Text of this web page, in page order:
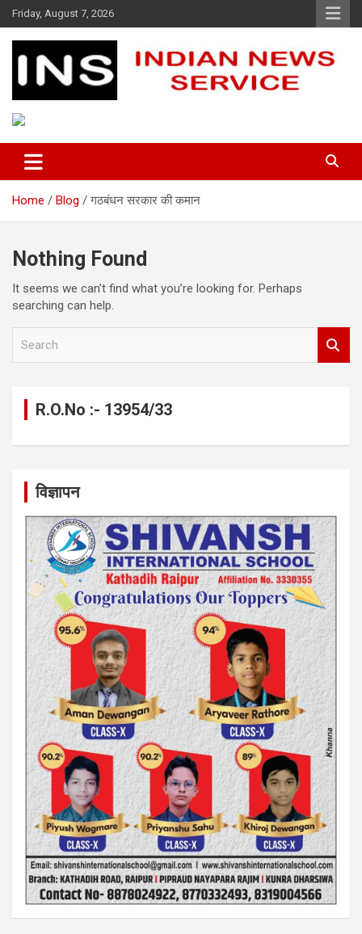
Skip
to
content
Friday, August 7, 2026
Indian News Service
Home Blog गठबंधन सरकार की कमान
Nothing Found
It seems we can’t find what you’re looking for. Perhaps
searching can help.
R.O.No :- 13954/33
विज्ञापन